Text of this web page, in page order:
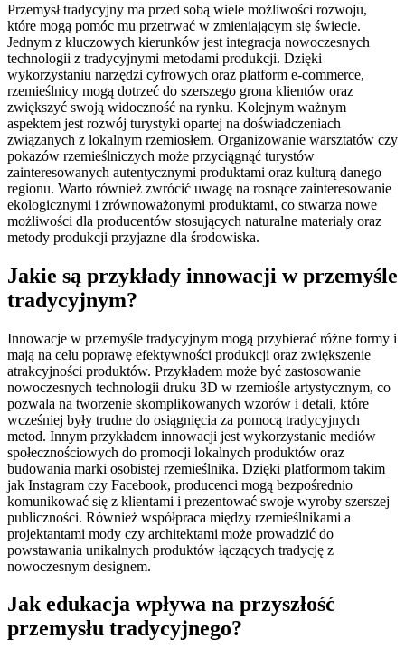
Przemysł tradycyjny ma przed sobą wiele możliwości rozwoju,
które mogą pomóc mu przetrwać w zmieniającym się świecie.
Jednym z kluczowych kierunków jest integracja nowoczesnych
technologii z tradycyjnymi metodami produkcji. Dzięki
wykorzystaniu narzędzi cyfrowych oraz platform e-commerce,
rzemieślnicy mogą dotrzeć do szerszego grona klientów oraz
zwiększyć swoją widoczność na rynku. Kolejnym ważnym
aspektem jest rozwój turystyki opartej na doświadczeniach
związanych z lokalnym rzemiosłem. Organizowanie warsztatów czy
pokazów rzemieślniczych może przyciągnąć turystów
zainteresowanych autentycznymi produktami oraz kulturą danego
regionu. Warto również zwrócić uwagę na rosnące zainteresowanie
ekologicznymi i zrównoważonymi produktami, co stwarza nowe
możliwości dla producentów stosujących naturalne materiały oraz
metody produkcji przyjazne dla środowiska.
Jakie są przykłady innowacji w przemyśle
tradycyjnym?
Innowacje w przemyśle tradycyjnym mogą przybierać różne formy i
mają na celu poprawę efektywności produkcji oraz zwiększenie
atrakcyjności produktów. Przykładem może być zastosowanie
nowoczesnych technologii druku 3D w rzemiośle artystycznym, co
pozwala na tworzenie skomplikowanych wzorów i detali, które
wcześniej były trudne do osiągnięcia za pomocą tradycyjnych
metod. Innym przykładem innowacji jest wykorzystanie mediów
społecznościowych do promocji lokalnych produktów oraz
budowania marki osobistej rzemieślnika. Dzięki platformom takim
jak Instagram czy Facebook, producenci mogą bezpośrednio
komunikować się z klientami i prezentować swoje wyroby szerszej
publiczności. Również współpraca między rzemieślnikami a
projektantami mody czy architektami może prowadzić do
powstawania unikalnych produktów łączących tradycję z
nowoczesnym designem.
Jak edukacja wpływa na przyszłość
przemysłu tradycyjnego?